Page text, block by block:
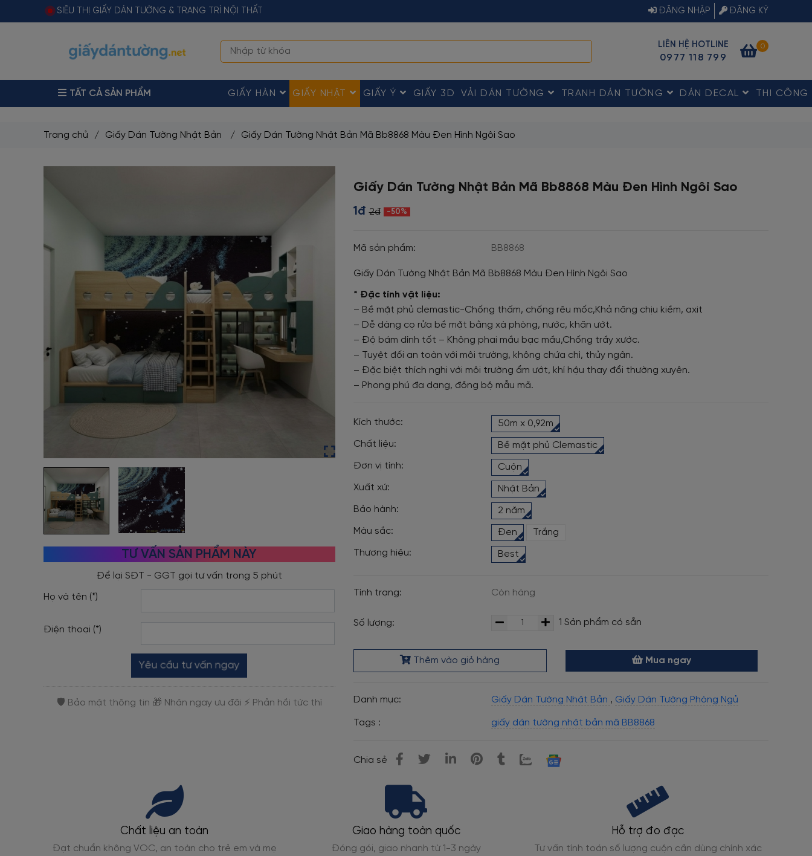
SIÊU THỊ GIẤY DÁN TƯỜNG & TRANG TRÍ NỘI THẤT ĐĂNG NHẬP ĐĂNG KÝ
LIÊN HỆ HOTLINE
0977 118 799
0
TẤT CẢ SẢN PHẨM GIẤY HÀN GIẤY NHẬT GIẤY Ý GIẤY 3D VẢI DÁN TƯỜNG TRANH DÁN TƯỜNG DÁN DECAL THI CÔNG
Trang chủ / Giấy Dán Tường Nhật Bản / Giấy Dán Tường Nhật Bản Mã Bb8868 Màu Đen Hình Ngôi Sao
TƯ VẤN SẢN PHẨM NÀY
Họ và tên (*)
Điện thoại (*)
Yêu cầu tư vấn ngay
Giấy Dán Tường Nhật Bản Mã Bb8868 Màu Đen Hình Ngôi Sao
1đ 2đ -50%
Mã sản phẩm: BB8868
Giấy Dán Tường Nhật Bản Mã Bb8868 Màu Đen Hình Ngôi Sao
* Đặc tính vật liệu:
– Bề mặt phủ clemastic-Chống thấm, chống rêu mốc,Khả năng chịu kiềm, axit
– Dễ dàng cọ rửa bề mặt bằng xà phòng, nước, khăn ướt.
– Độ bám dính tốt – Không phai mầu bạc mầu,Chống trầy xước.
– Tuyệt đối an toàn với môi trường, không chứa chì, thủy ngân.
– Đặc biệt thích nghi với môi trường ẩm ướt, khí hậu thay đổi thường xuyên.
– Phong phú đa dạng, đồng bộ mẫu mã.
Kích thước:
50m x 0,92m
Chất liệu:
Bề mặt phủ Clemastic
Đơn vị tính:
Cuộn
Xuất xứ:
Nhật Bản
Bảo hành:
2 năm
Màu sắc:
Đen
Trắng
Thương hiệu:
Best
Tình trạng: Còn hàng
Số lượng: 1 Sản phẩm có sẵn
Thêm vào giỏ hàng Mua ngay
Danh mục: Giấy Dán Tường Nhật Bản , Giấy Dán Tường Phòng Ngủ
Tags : giấy dán tường nhật bản mã BB8868
Chia sẻ
Giao hàng toàn quốc
Đóng gói, giao nhanh từ 1-3 ngày
Hỗ trợ đo đạc
Tư vấn tính toán số lượng cuộn cần dùng chính xác
Bảo hành thi công
Cam kết bảo hành dán tường trong 12 tháng